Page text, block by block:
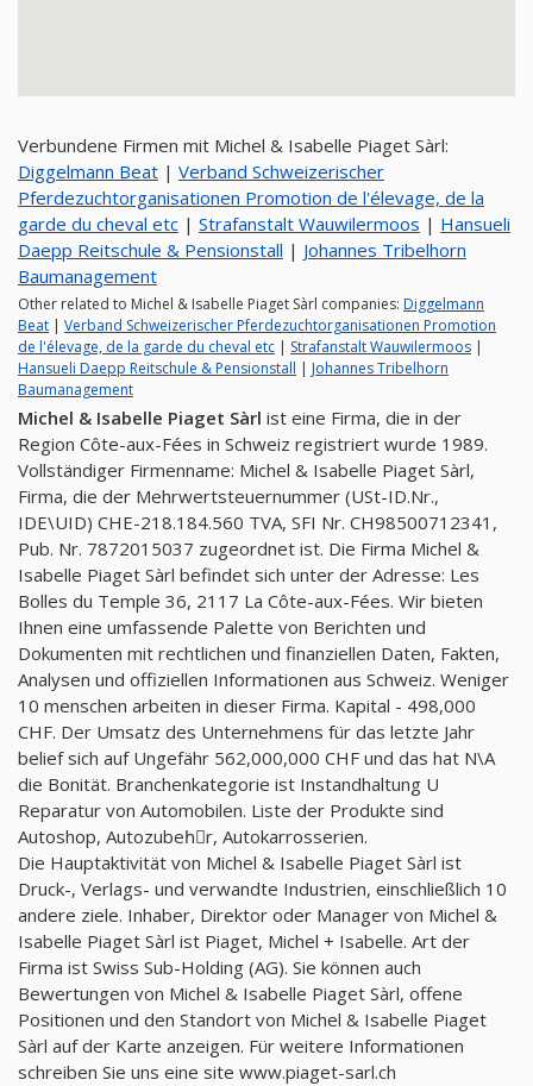
Verbundene Firmen mit Michel & Isabelle Piaget Sàrl:
Diggelmann Beat | Verband Schweizerischer
Pferdezuchtorganisationen Promotion de l'élevage, de la
garde du cheval etc | Strafanstalt Wauwilermoos | Hansueli
Daepp Reitschule & Pensionstall | Johannes Tribelhorn
Baumanagement
Other related to Michel & Isabelle Piaget Sàrl companies: Diggelmann
Beat | Verband Schweizerischer Pferdezuchtorganisationen Promotion
de l'élevage, de la garde du cheval etc | Strafanstalt Wauwilermoos |
Hansueli Daepp Reitschule & Pensionstall | Johannes Tribelhorn
Baumanagement
Michel & Isabelle Piaget Sàrl ist eine Firma, die in der
Region Côte-aux-Fées in Schweiz registriert wurde 1989.
Vollständiger Firmenname: Michel & Isabelle Piaget Sàrl,
Firma, die der Mehrwertsteuernummer (USt-ID.Nr.,
IDE\UID) CHE-218.184.560 TVA, SFI Nr. CH98500712341,
Pub. Nr. 7872015037 zugeordnet ist. Die Firma Michel &
Isabelle Piaget Sàrl befindet sich unter der Adresse: Les
Bolles du Temple 36, 2117 La Côte-aux-Fées. Wir bieten
Ihnen eine umfassende Palette von Berichten und
Dokumenten mit rechtlichen und finanziellen Daten, Fakten,
Analysen und offiziellen Informationen aus Schweiz. Weniger
10 menschen arbeiten in dieser Firma. Kapital - 498,000
CHF. Der Umsatz des Unternehmens für das letzte Jahr
belief sich auf Ungefähr 562,000,000 CHF und das hat N\A
die Bonität. Branchenkategorie ist Instandhaltung U
Reparatur von Automobilen. Liste der Produkte sind
Autoshop, Autozubehِr, Autokarrosserien.
Die Hauptaktivität von Michel & Isabelle Piaget Sàrl ist
Druck-, Verlags- und verwandte Industrien, einschließlich 10
andere ziele. Inhaber, Direktor oder Manager von Michel &
Isabelle Piaget Sàrl ist Piaget, Michel + Isabelle. Art der
Firma ist Swiss Sub-Holding (AG). Sie können auch
Bewertungen von Michel & Isabelle Piaget Sàrl, offene
Positionen und den Standort von Michel & Isabelle Piaget
Sàrl auf der Karte anzeigen. Für weitere Informationen
schreiben Sie uns eine site www.piaget-sarl.ch